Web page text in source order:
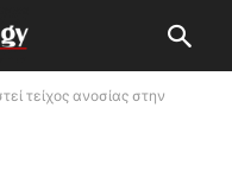
τείχος ανοσίας στην